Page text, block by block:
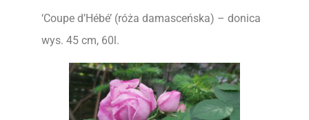
‘Coupe d’Hébé’ (róża damasceńska) – donica
wys. 45 cm, 60l.